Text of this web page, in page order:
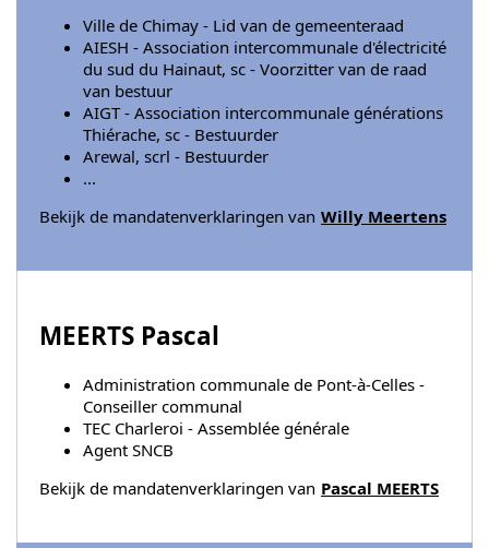
Ville de Chimay - Lid van de gemeenteraad
AIESH - Association intercommunale d'électricité
du sud du Hainaut, sc - Voorzitter van de raad
van bestuur
AIGT - Association intercommunale générations
Thiérache, sc - Bestuurder
Arewal, scrl - Bestuurder
...
Bekijk de mandatenverklaringen van Willy Meertens
MEERTS Pascal
Administration communale de Pont-à-Celles -
Conseiller communal
TEC Charleroi - Assemblée générale
Agent SNCB
Bekijk de mandatenverklaringen van Pascal MEERTS